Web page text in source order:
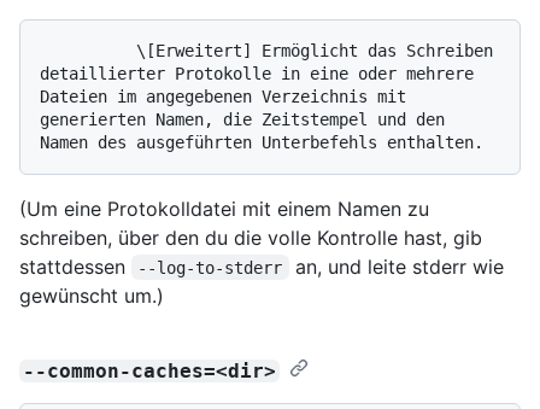
detaillierter Protokolle in eine oder mehrere
Dateien im angegebenen Verzeichnis mit
generierten Namen, die Zeitstempel und den
(Um eine Protokolldatei mit einem Namen zu
schreiben, über den du die volle Kontrolle hast, gib
stattdessen
--log-to-stderr
an, und leite stderr wie
gewünscht um.)
--common-caches=<dir>